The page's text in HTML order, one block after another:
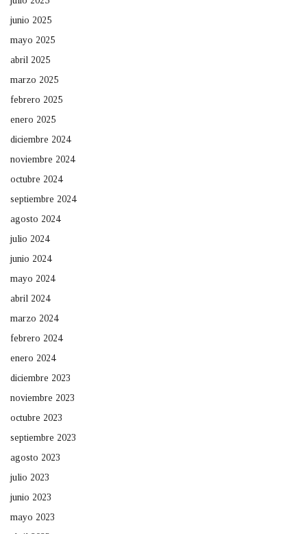
junio 2025
mayo 2025
abril 2025
marzo 2025
febrero 2025
enero 2025
diciembre 2024
noviembre 2024
octubre 2024
septiembre 2024
agosto 2024
julio 2024
junio 2024
mayo 2024
abril 2024
marzo 2024
febrero 2024
enero 2024
diciembre 2023
noviembre 2023
octubre 2023
septiembre 2023
agosto 2023
julio 2023
junio 2023
mayo 2023